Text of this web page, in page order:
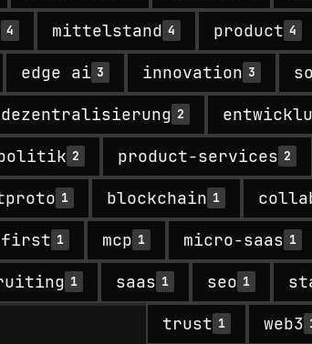
4 mittelstand 4 product 4
edge ai 3 innovation 3
dezentralisierung 2
2 product-services 2
1 blockchain 1
first 1 mcp 1 micro-saas 1
1 saas 1 seo 1
trust 1 web3